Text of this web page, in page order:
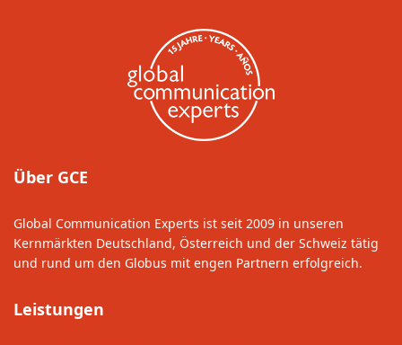
Über GCE
Global Communication Experts ist seit 2009 in unseren
Kernmärkten Deutschland, Österreich und der Schweiz tätig
und rund um den Globus mit engen Partnern erfolgreich.
Leistungen